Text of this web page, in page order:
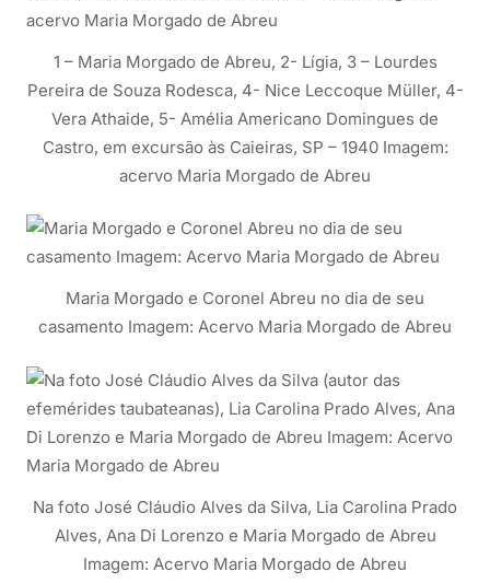
1 – Maria Morgado de Abreu, 2- Lígia, 3 – Lourdes
Pereira de Souza Rodesca, 4- Nice Leccoque Müller, 4-
Vera Athaide, 5- Amélia Americano Domingues de
Castro, em excursão às Caieiras, SP – 1940 Imagem:
acervo Maria Morgado de Abreu
Maria Morgado e Coronel Abreu no dia de seu
casamento Imagem: Acervo Maria Morgado de Abreu
Na foto José Cláudio Alves da Silva, Lia Carolina Prado
Alves, Ana Di Lorenzo e Maria Morgado de Abreu
Imagem: Acervo Maria Morgado de Abreu